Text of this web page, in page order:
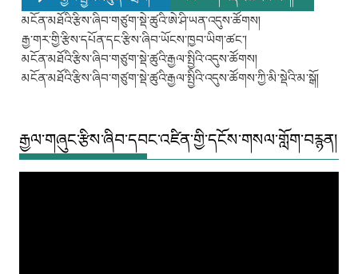
མངོན་མཐོའི་རྩིས་ཞིབ་གཙུག་སྡེ་ཚུའི་ཨེ་ཤི་ཡན་འདུས་ཚོགས།
རྒྱ་གར་གྱི་རྩིས་དཔོན་དང་རྩིས་ཞིབ་ཡོངས་ཁྱབ་ཡིག་ཚང་།
མངོན་མཐོའི་རྩིས་ཞིབ་གཙུག་སྡེ་ཚུའི་རྒྱལ་སྤྱིའི་འདུས་ཚོགས།
མངོན་མཐོའི་རྩིས་ཞིབ་གཙུག་སྡེ་ཚུའི་རྒྱལ་སྤྱིའི་འདུས་ཚོགས་ཀྱི་མི་སྡེའི་མ་སྒོ།
རྒྱལ་གཞུང་རྩིས་ཞིབ་དབང་འཛིན་གྱི་དངོས་གསལ་གློག་བརྙན།